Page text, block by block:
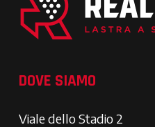
DOVE SIAMO
Viale dello Stadio 2